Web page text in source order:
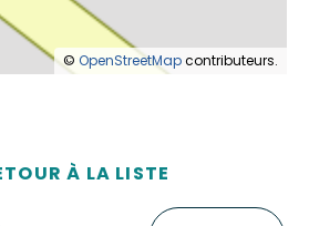
© OpenStreetMapcontributeurs.
À LA LISTE